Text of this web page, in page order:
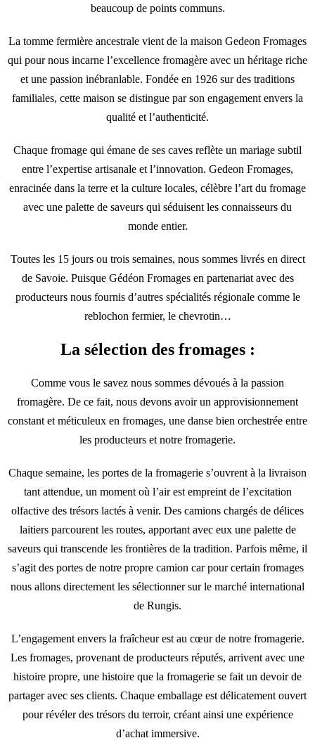
beaucoup de points communs.
La tomme fermière ancestrale vient de la maison Gedeon Fromages
qui pour nous incarne l’excellence fromagère avec un héritage riche
et une passion inébranlable. Fondée en 1926 sur des traditions
familiales, cette maison se distingue par son engagement envers la
qualité et l’authenticité.
Chaque fromage qui émane de ses caves reflète un mariage subtil
entre l’expertise artisanale et l’innovation. Gedeon Fromages,
enracinée dans la terre et la culture locales, célèbre l’art du fromage
avec une palette de saveurs qui séduisent les connaisseurs du
monde entier.
Toutes les 15 jours ou trois semaines, nous sommes livrés en direct
de Savoie. Puisque Gédéon Fromages en partenariat avec des
producteurs nous fournis d’autres spécialités régionale comme le
reblochon fermier, le chevrotin…
La sélection des fromages :
Comme vous le savez nous sommes dévoués à la passion
fromagère. De ce fait, nous devons avoir un approvisionnement
constant et méticuleux en fromages, une danse bien orchestrée entre
les producteurs et notre fromagerie.
Chaque semaine, les portes de la fromagerie s’ouvrent à la livraison
tant attendue, un moment où l’air est empreint de l’excitation
olfactive des trésors lactés à venir. Des camions chargés de délices
laitiers parcourent les routes, apportant avec eux une palette de
saveurs qui transcende les frontières de la tradition. Parfois même, il
s’agit des portes de notre propre camion car pour certain fromages
nous allons directement les sélectionner sur le marché international
de Rungis.
L’engagement envers la fraîcheur est au cœur de notre fromagerie.
Les fromages, provenant de producteurs réputés, arrivent avec une
histoire propre, une histoire que la fromagerie se fait un devoir de
partager avec ses clients. Chaque emballage est délicatement ouvert
pour révéler des trésors du terroir, créant ainsi une expérience
d’achat immersive.